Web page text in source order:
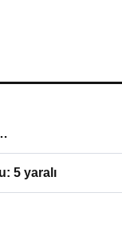
5 yaralı